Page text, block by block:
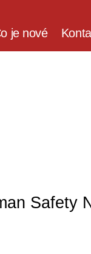
je nové
Safety